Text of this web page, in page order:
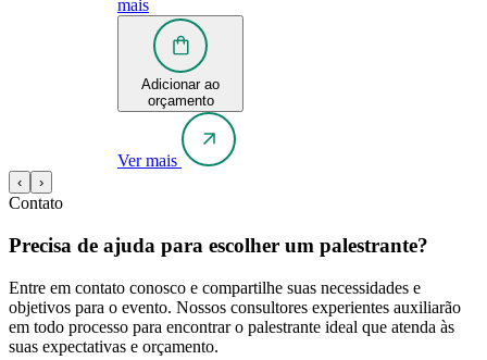
mais
Adicionar ao
orçamento
Ver mais
‹ ›
Contato
Precisa de ajuda para escolher um palestrante?
Entre em contato conosco e compartilhe suas necessidades e
objetivos para o evento. Nossos consultores experientes auxiliarão
em todo processo para encontrar o palestrante ideal que atenda às
suas expectativas e orçamento.